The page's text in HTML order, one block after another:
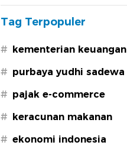
Tag Terpopuler
# kementerian keuangan
# purbaya yudhi sadewa
# pajak e-commerce
# keracunan makanan
# ekonomi indonesia